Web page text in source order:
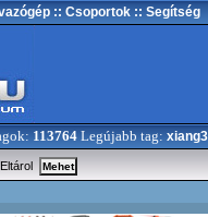
:: Csoportok :: Segítség
113764 Legújabb tag:
Eltárol